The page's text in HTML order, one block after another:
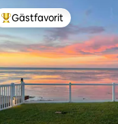
Populär gästfavorit
Gästfavorit